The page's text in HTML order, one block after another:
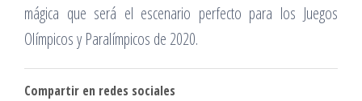
mágica que será el escenario perfecto para los Juegos
Olímpicos y Paralímpicos de 2020.
Compartir en redes sociales